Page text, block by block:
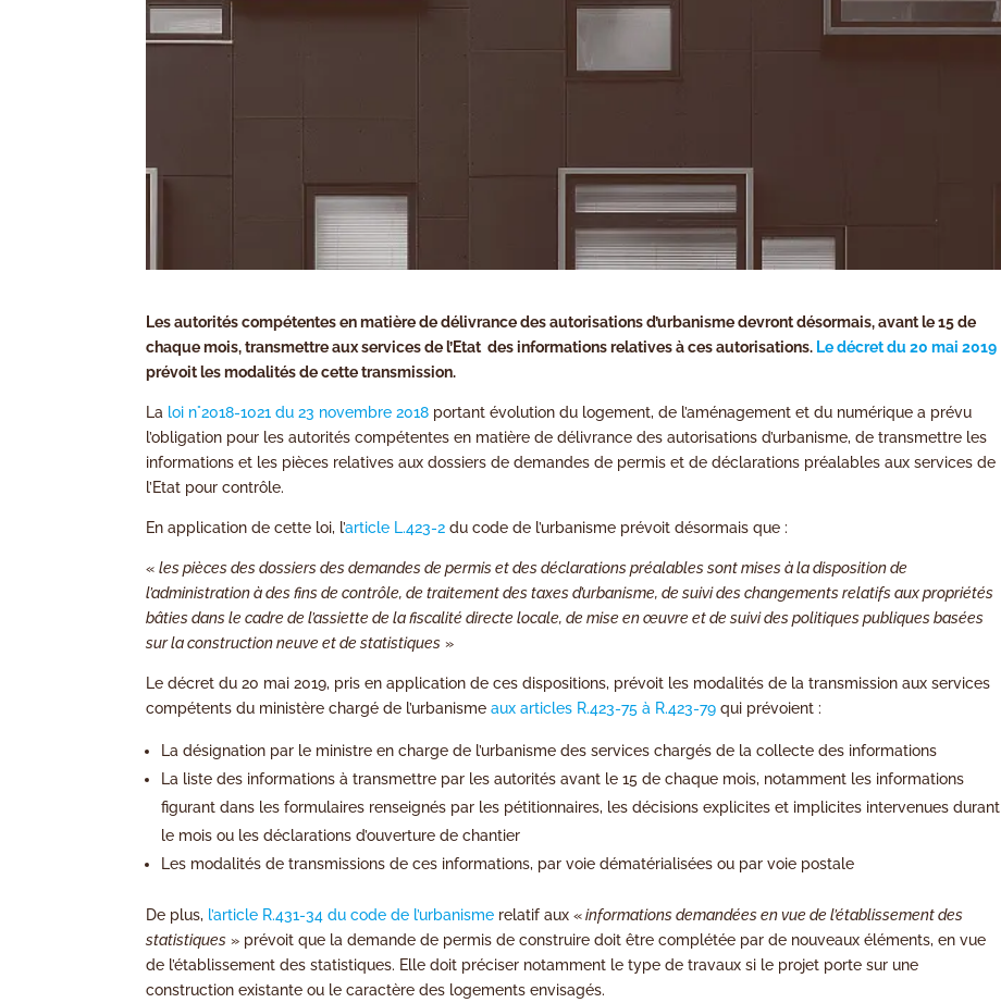
Les autorités compétentes en matière de délivrance des autorisations d’urbanisme devront désormais, avant le 15 de
chaque mois, transmettre aux services de l’Etat des informations relatives à ces autorisations. Le décret du 20 mai 2019
prévoit les modalités de cette transmission.
La loi n°2018-1021 du 23 novembre 2018 portant évolution du logement, de l’aménagement et du numérique a prévu
l’obligation pour les autorités compétentes en matière de délivrance des autorisations d’urbanisme, de transmettre les
informations et les pièces relatives aux dossiers de demandes de permis et de déclarations préalables aux services de
l’Etat pour contrôle.
En application de cette loi, l’article L.423-2 du code de l’urbanisme prévoit désormais que :
«les pièces des dossiers des demandes de permis et des déclarations préalables sont mises à la disposition de
l’administration à des fins de contrôle, de traitement des taxes d’urbanisme, de suivi des changements relatifs aux propriétés
bâties dans le cadre de l’assiette de la fiscalité directe locale, de mise en œuvre et de suivi des politiques publiques basées
sur la construction neuve et de statistiques »
Le décret du 20 mai 2019, pris en application de ces dispositions, prévoit les modalités de la transmission aux services
compétents du ministère chargé de l’urbanismeaux articles R.423-75 à R.423-79 qui prévoient :
La désignation par le ministre en charge de l’urbanisme des services chargés de la collecte des informations
La liste des informations à transmettre par les autorités avant le 15 de chaque mois, notamment les informations
figurant dans les formulaires renseignés par les pétitionnaires, les décisions explicites et implicites intervenues durant
le mois ou les déclarations d’ouverture de chantier
Les modalités de transmissions de ces informations, par voie dématérialisées ou par voie postale
De plus, l’article R.431-34 du code de l’urbanisme relatif aux «informations demandées en vue de l’établissement des
statistiques » prévoit que la demande de permis de construire doit être complétée par de nouveaux éléments, en vue
de l’établissement des statistiques. Elle doit préciser notamment le type de travaux si le projet porte sur une
construction existante ou le caractère des logements envisagés.